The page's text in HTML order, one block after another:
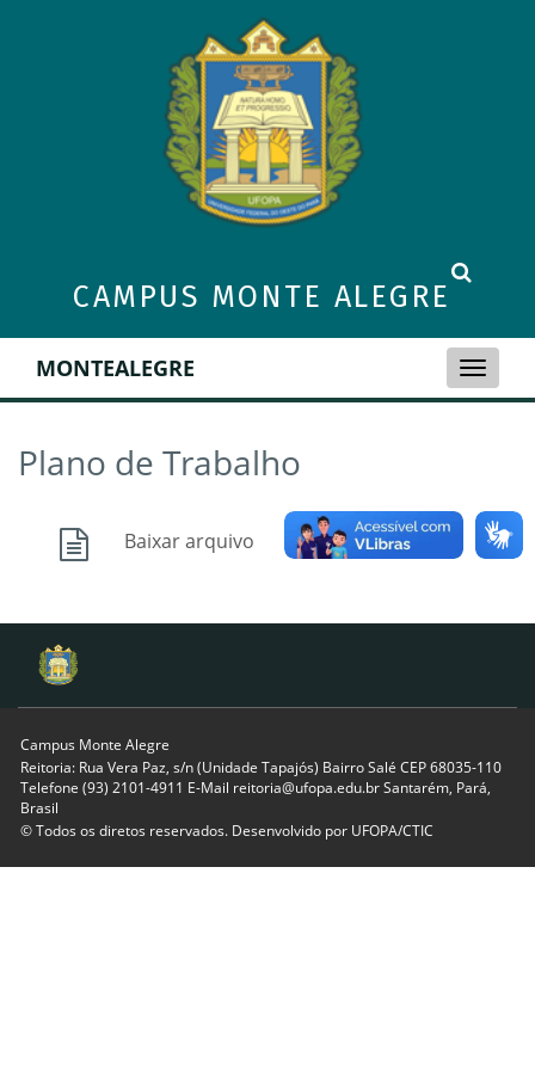
CAMPUS MONTE ALEGRE
Toggle
MONTEALEGRE
Plano de Trabalho
Baixar arquivo
Campus Monte Alegre
Reitoria: Rua Vera Paz, s/n (Unidade Tapajós) Bairro Salé CEP 68035-110
Telefone (93) 2101-4911 E-Mail reitoria@ufopa.edu.br Santarém, Pará,
Brasil
© Todos os diretos reservados. Desenvolvido por UFOPA/CTIC